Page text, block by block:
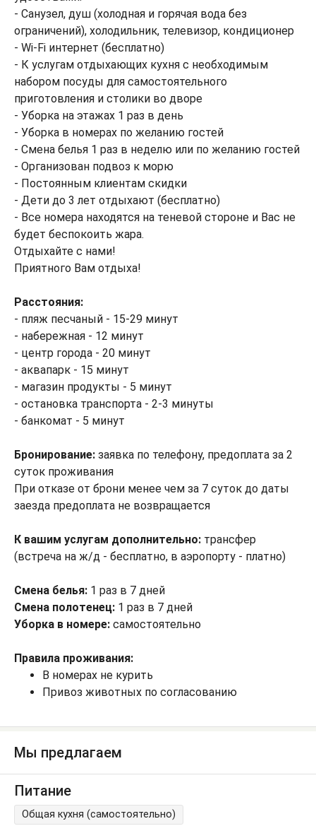
- Санузел, душ (холодная и горячая вода без
ограничений), холодильник, телевизор, кондиционер
- Wi-Fi интернет (бесплатно)
- К услугам отдыхающих кухня с необходимым
набором посуды для самостоятельного
приготовления и столики во дворе
- Уборка на этажах 1 раз в день
- Уборка в номерах по желанию гостей
- Смена белья 1 раз в неделю или по желанию гостей
- Организован подвоз к морю
- Постоянным клиентам скидки
- Дети до 3 лет отдыхают (бесплатно)
- Все номера находятся на теневой стороне и Вас не
будет беспокоить жара.
Отдыхайте с нами!
Приятного Вам отдыха!
Расстояния:
- пляж песчаный - 15-29 минут
- набережная - 12 минут
- центр города - 20 минут
- аквапарк - 15 минут
- магазин продукты - 5 минут
- остановка транспорта - 2-3 минуты
- банкомат - 5 минут
Бронирование: заявка по телефону, предоплата за 2
суток проживания
При отказе от брони менее чем за 7 суток до даты
заезда предоплата не возвращается
К вашим услугам дополнительно: трансфер
(встреча на ж/д - бесплатно, в аэропорту - платно)
Смена белья: 1 раз в 7 дней
Смена полотенец: 1 раз в 7 дней
Уборка в номере: самостоятельно
Правила проживания:
В номерах не курить
Привоз животных по согласованию
Мы предлагаем
Питание
Общая кухня (самостоятельно)